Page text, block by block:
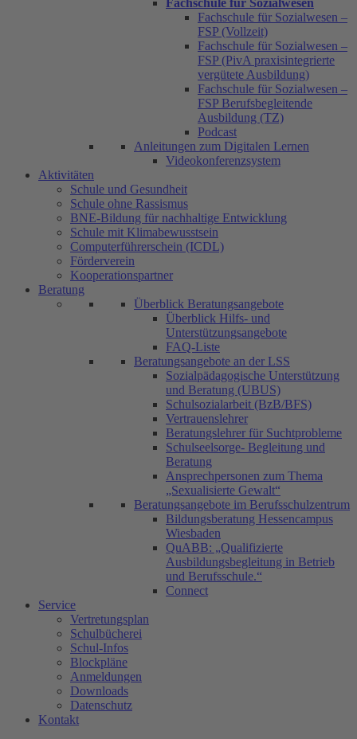
Fachschule für Sozialwesen
Fachschule für Sozialwesen –
FSP (Vollzeit)
Fachschule für Sozialwesen –
FSP (PivA praxisintegrierte
vergütete Ausbildung)
Fachschule für Sozialwesen –
FSP Berufsbegleitende
Ausbildung (TZ)
Podcast
Anleitungen zum Digitalen Lernen
Videokonferenzsystem
Aktivitäten
Schule und Gesundheit
Schule ohne Rassismus
BNE-Bildung für nachhaltige Entwicklung
Schule mit Klimabewusstsein
Computerführerschein (ICDL)
Förderverein
Kooperationspartner
Beratung
Überblick Beratungsangebote
Überblick Hilfs- und
Unterstützungsangebote
FAQ-Liste
Beratungsangebote an der LSS
Sozialpädagogische Unterstützung
und Beratung (UBUS)
Schulsozialarbeit (BzB/BFS)
Vertrauenslehrer
Beratungslehrer für Suchtprobleme
Schulseelsorge- Begleitung und
Beratung
Ansprechpersonen zum Thema
„Sexualisierte Gewalt“
Beratungsangebote im Berufsschulzentrum
Bildungsberatung Hessencampus
Wiesbaden
QuABB: „Qualifizierte
Ausbildungsbegleitung in Betrieb
und Berufsschule.“
Connect
Service
Vertretungsplan
Schulbücherei
Schul-Infos
Blockpläne
Anmeldungen
Downloads
Datenschutz
Kontakt